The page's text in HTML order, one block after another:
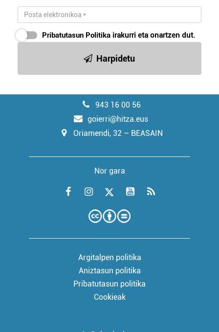
Pribatutasun Politika irakurri eta onartzen dut.
Harpidetu
943 16 00 56
goierri@hitza.eus
Oriamendi, 32 – BEASAIN
Nor gara
Argitalpen politika
Aniztasun politika
Pribatutasun politika
Cookieak